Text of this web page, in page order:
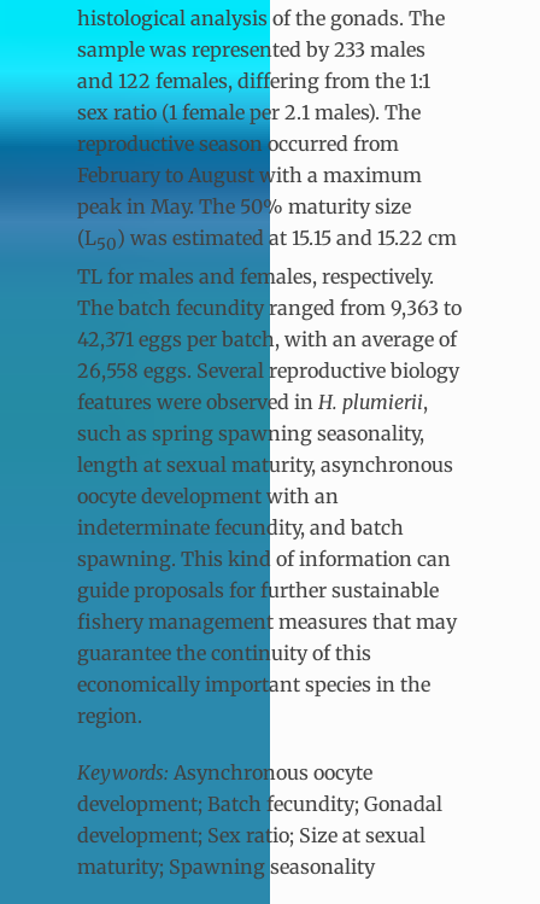
histological analysis of the gonads. The
sample was represented by 233 males
and 122 females, differing from the 1:1
sex ratio (1 female per 2.1 males). The
reproductive season occurred from
February to August with a maximum
peak in May. The 50% maturity size
(L50) was estimated at 15.15 and 15.22 cm
TL for males and females, respectively.
The batch fecundity ranged from 9,363 to
42,371 eggs per batch, with an average of
26,558 eggs. Several reproductive biology
features were observed in H. plumierii,
such as spring spawning seasonality,
length at sexual maturity, asynchronous
oocyte development with an
indeterminate fecundity, and batch
spawning. This kind of information can
guide proposals for further sustainable
fishery management measures that may
guarantee the continuity of this
economically important species in the
region.
Keywords: Asynchronous oocyte
development; Batch fecundity; Gonadal
development; Sex ratio; Size at sexual
maturity; Spawning seasonality